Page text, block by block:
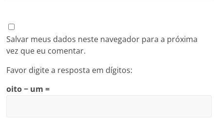
Salvar meus dados neste navegador para a próxima
vez que eu comentar.
Favor digite a resposta em dígitos:
oito − um =